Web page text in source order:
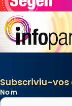
Subscriviu-
Nom